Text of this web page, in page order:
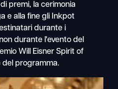
premi, la cerimonia
e alla fine gli Inkpot
durante i
durante l'evento del
Will Eisner Spirit of
del programma.